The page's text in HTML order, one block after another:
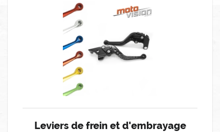
Leviers de frein et d'embrayage